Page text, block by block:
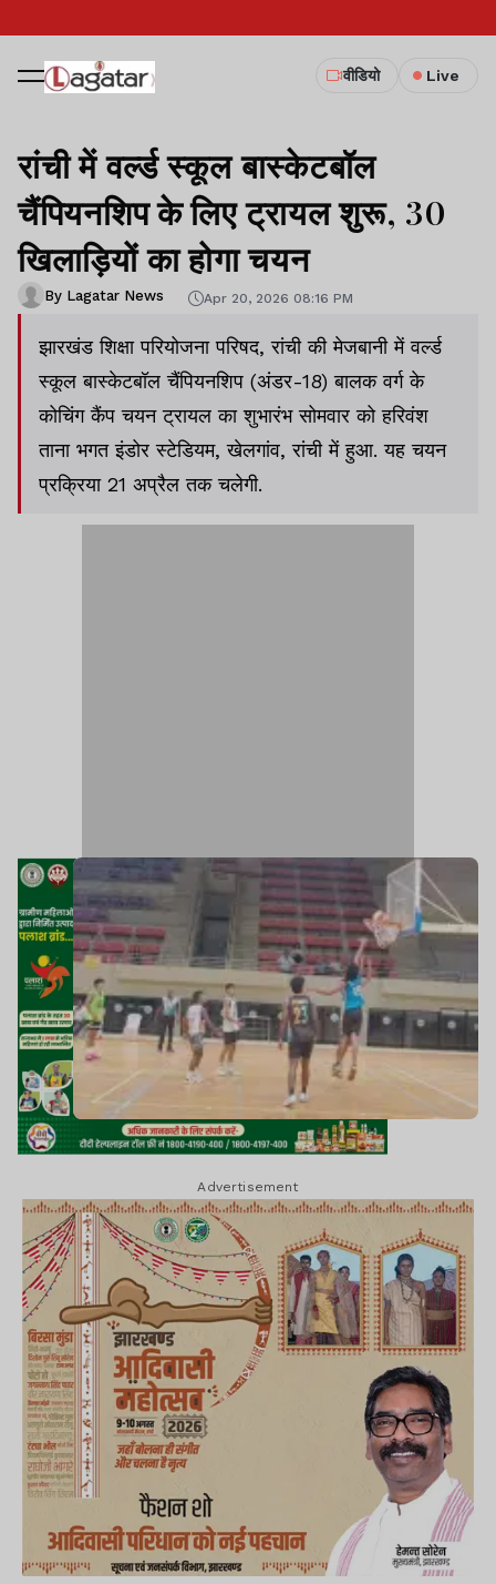
वीडियो Live
रांची में वर्ल्ड स्कूल बास्केटबॉल
चैंपियनशिप के लिए ट्रायल शुरू, 30
खिलाड़ियों का होगा चयन
By Lagatar News Apr 20, 2026 08:16 PM
झारखंड शिक्षा परियोजना परिषद, रांची की मेजबानी में वर्ल्ड
स्कूल बास्केटबॉल चैंपियनशिप (अंडर-18) बालक वर्ग के
कोचिंग कैंप चयन ट्रायल का शुभारंभ सोमवार को हरिवंश
ताना भगत इंडोर स्टेडियम, खेलगांव, रांची में हुआ. यह चयन
प्रक्रिया 21 अप्रैल तक चलेगी.
Advertisement